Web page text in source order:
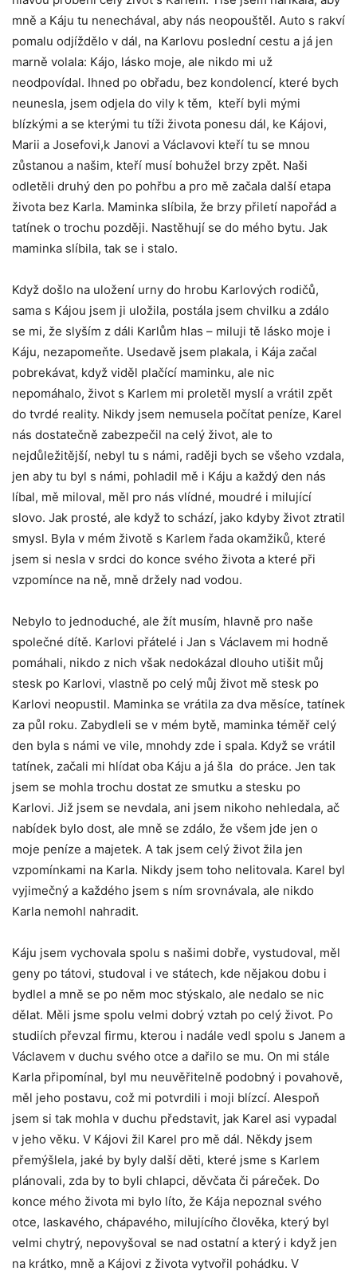
mně a Káju tu nenechával, aby nás neopouštěl. Auto s rakví
pomalu odjíždělo v dál, na Karlovu poslední cestu a já jen
marně volala: Kájo, lásko moje, ale nikdo mi už
neodpovídal. Ihned po obřadu, bez kondolencí, které bych
neunesla, jsem odjela do vily k těm, kteří byli mými
blízkými a se kterými tu tíži života ponesu dál, ke Kájovi,
Marii a Josefovi,k Janovi a Václavovi kteří tu se mnou
zůstanou a našim, kteří musí bohužel brzy zpět. Naši
odletěli druhý den po pohřbu a pro mě začala další etapa
života bez Karla. Maminka slíbila, že brzy přiletí napořád a
tatínek o trochu později. Nastěhují se do mého bytu. Jak
maminka slíbila, tak se i stalo.
Když došlo na uložení urny do hrobu Karlových rodičů,
sama s Kájou jsem ji uložila, postála jsem chvilku a zdálo
se mi, že slyším z dáli Karlům hlas – miluji tě lásko moje i
Káju, nezapomeňte. Usedavě jsem plakala, i Kája začal
pobrekávat, když viděl plačící maminku, ale nic
nepomáhalo, život s Karlem mi proletěl myslí a vrátil zpět
do tvrdé reality. Nikdy jsem nemusela počítat peníze, Karel
nás dostatečně zabezpečil na celý život, ale to
nejdůležitější, nebyl tu s námi, raději bych se všeho vzdala,
jen aby tu byl s námi, pohladil mě i Káju a každý den nás
líbal, mě miloval, měl pro nás vlídné, moudré i milující
slovo. Jak prosté, ale když to schází, jako kdyby život ztratil
smysl. Byla v mém životě s Karlem řada okamžiků, které
jsem si nesla v srdci do konce svého života a které při
vzpomínce na ně, mně držely nad vodou.
Nebylo to jednoduché, ale žít musím, hlavně pro naše
společné dítě. Karlovi přátelé i Jan s Václavem mi hodně
pomáhali, nikdo z nich však nedokázal dlouho utišit můj
stesk po Karlovi, vlastně po celý můj život mě stesk po
Karlovi neopustil. Maminka se vrátila za dva měsíce, tatínek
za půl roku. Zabydleli se v mém bytě, maminka téměř celý
den byla s námi ve vile, mnohdy zde i spala. Když se vrátil
tatínek, začali mi hlídat oba Káju a já šla do práce. Jen tak
jsem se mohla trochu dostat ze smutku a stesku po
Karlovi. Již jsem se nevdala, ani jsem nikoho nehledala, ač
nabídek bylo dost, ale mně se zdálo, že všem jde jen o
moje peníze a majetek. A tak jsem celý život žila jen
vzpomínkami na Karla. Nikdy jsem toho nelitovala. Karel byl
vyjimečný a každého jsem s ním srovnávala, ale nikdo
Karla nemohl nahradit.
Káju jsem vychovala spolu s našimi dobře, vystudoval, měl
geny po tátovi, studoval i ve státech, kde nějakou dobu i
bydlel a mně se po něm moc stýskalo, ale nedalo se nic
dělat. Měli jsme spolu velmi dobrý vztah po celý život. Po
studiích převzal firmu, kterou i nadále vedl spolu s Janem a
Václavem v duchu svého otce a dařilo se mu. On mi stále
Karla připomínal, byl mu neuvěřitelně podobný i povahově,
měl jeho postavu, což mi potvrdili i moji blízcí. Alespoň
jsem si tak mohla v duchu představit, jak Karel asi vypadal
v jeho věku. V Kájovi žil Karel pro mě dál. Někdy jsem
přemýšlela, jaké by byly další děti, které jsme s Karlem
plánovali, zda by to byli chlapci, děvčata či páreček. Do
konce mého života mi bylo líto, že Kája nepoznal svého
otce, laskavého, chápavého, milujícího člověka, který byl
velmi chytrý, nepovyšoval se nad ostatní a který i když jen
na krátko, mně a Kájovi z života vytvořil pohádku. V